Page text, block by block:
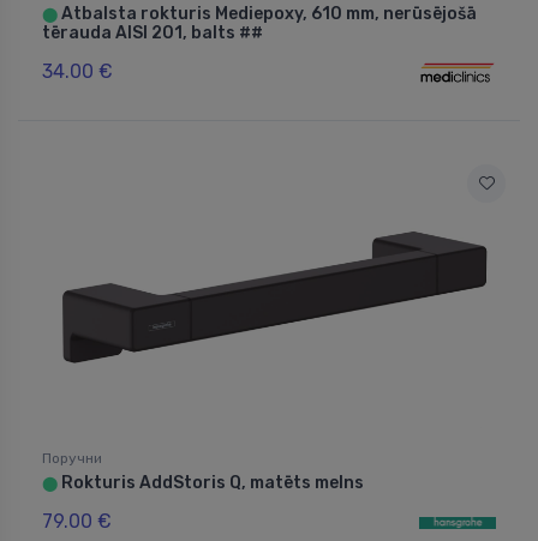
⬤ Atbalsta rokturis Mediepoxy, 610 mm, nerūsējošā
tērauda AISI 201, balts ##
34.00 €
Поручни
⬤ Rokturis AddStoris Q, matēts melns
79.00 €